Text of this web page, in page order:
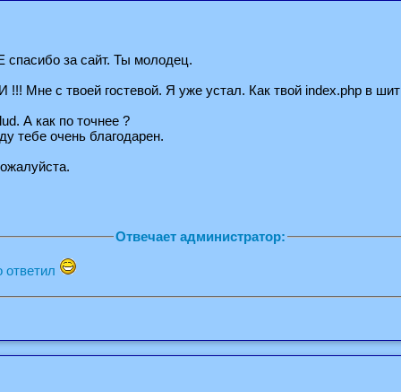
за сайт. Ты молодец.
с твоей гостевой. Я уже устал. Как твой index.php в
А как по точнее ?
тебе очень благодарен.
Отвечает администратор: